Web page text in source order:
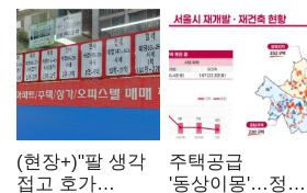
(현장+)"팔 생각
접고 호가
주택공급
'동상이몽'…정부